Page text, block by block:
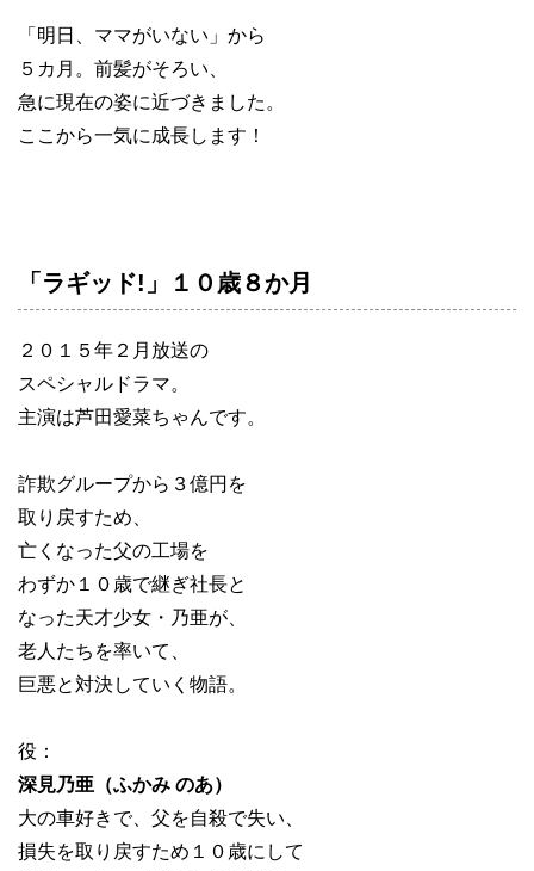
「明日、ママがいない」から
５カ月。前髪がそろい、
急に現在の姿に近づきました。
ここから一気に成長します！
「ラギッド!」１０歳８か月
２０１５年２月放送の
スペシャルドラマ。
主演は芦田愛菜ちゃんです。
詐欺グループから３億円を
取り戻すため、
亡くなった父の工場を
わずか１０歳で継ぎ社長と
なった天才少女・乃亜が、
老人たちを率いて、
巨悪と対決していく物語。
役：
深見乃亜（ふかみ のあ）
大の車好きで、父を自殺で失い、
損失を取り戻すため１０歳にして